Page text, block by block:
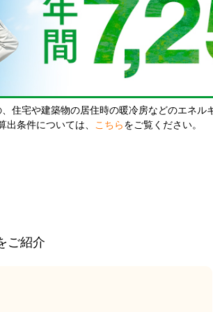
住宅や建築物の居住時の暖冷房などのエネル
出条件については、 こちら をご覧ください。
ご紹介